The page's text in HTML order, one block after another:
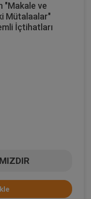
"Makale ve
Mütalaalar"
İçtihatları